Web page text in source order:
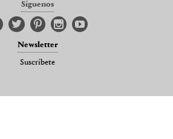
Síguenos
Newsletter
Suscríbete